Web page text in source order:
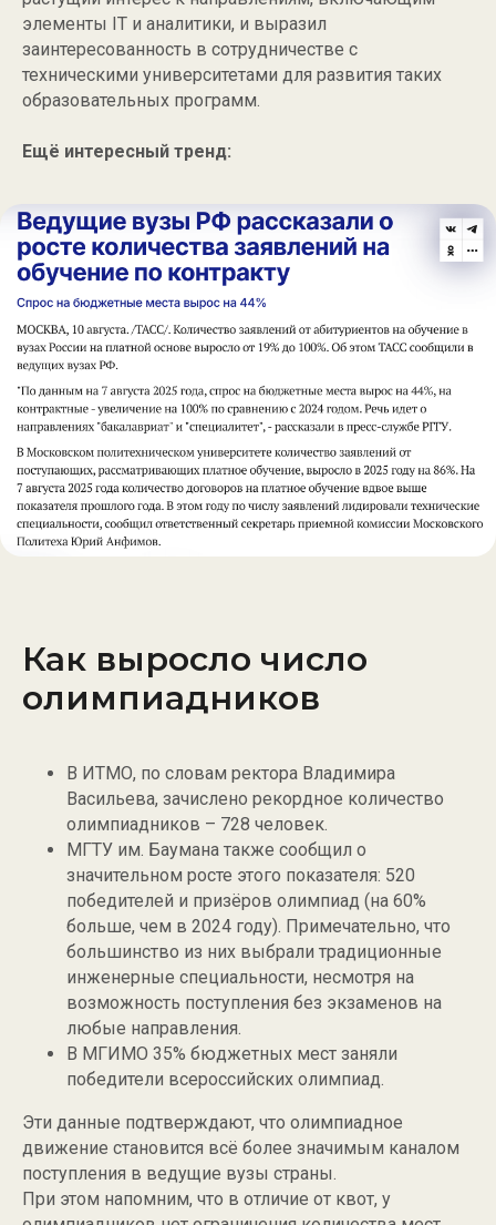
элементы IT и аналитики, и выразил
заинтересованность в сотрудничестве с
техническими университетами для развития таких
образовательных программ.
Ещё интересный тренд:
Как выросло число
олимпиадников
В ИТМО, по словам ректора Владимира
Васильева, зачислено рекордное количество
олимпиадников – 728 человек.
МГТУ им. Баумана также сообщил о
значительном росте этого показателя: 520
победителей и призёров олимпиад (на 60%
больше, чем в 2024 году). Примечательно, что
большинство из них выбрали традиционные
инженерные специальности, несмотря на
возможность поступления без экзаменов на
любые направления.
В МГИМО 35% бюджетных мест заняли
победители всероссийских олимпиад.
Эти данные подтверждают, что олимпиадное
движение становится всё более значимым каналом
поступления в ведущие вузы страны.
При этом напомним, что в отличие от квот, у